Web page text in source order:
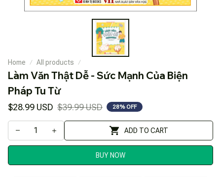
Home All products
Làm Văn Thật Dễ - Sức Mạnh Của Biện
Pháp Tu Từ
$28.99 USD $39.99 USD 28% OFF
ADD TO CART
BUY NOW